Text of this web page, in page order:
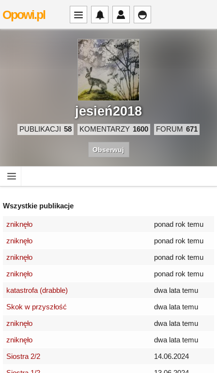
Opowi.pl
jesień2018
PUBLIKACJI 58 KOMENTARZY 1600 FORUM 671
Obserwuj
Wszystkie publikacje
zniknęło
ponad rok temu
zniknęło
ponad rok temu
zniknęło
ponad rok temu
zniknęło
ponad rok temu
katastrofa (drabble)
dwa lata temu
Skok w przyszłość
dwa lata temu
zniknęło
dwa lata temu
zniknęło
dwa lata temu
Siostra 2/2
14.06.2024